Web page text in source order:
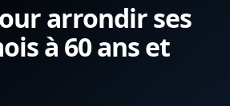
arrondir ses
à 60 ans et